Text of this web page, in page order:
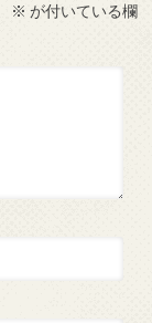
※ が付いている欄